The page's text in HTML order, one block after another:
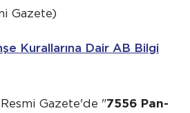
Gazete)
Kurallarına Dair AB Bilgi
Gazete'de "7556 Pan-